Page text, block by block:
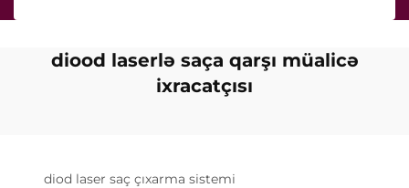
diood laserlə saça qarşı müalicə
ixracatçısı
diod laser saç çıxarma sistemi